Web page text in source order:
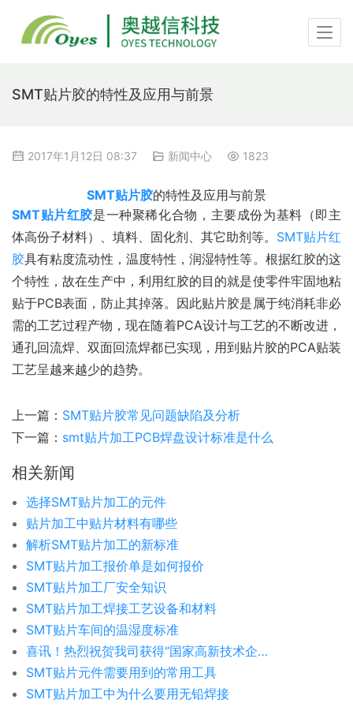
SMT贴片胶的特性及应用与前景
2017年1月12日 08:37 新闻中心 1823
SMT贴片胶的特性及应用与前景
SMT贴片红胶是一种聚稀化合物，主要成份为基料（即主
体高份子材料）、填料、固化剂、其它助剂等。 SMT贴片红
胶具有粘度流动性，温度特性，润湿特性等。根据红胶的这
个特性，故在生产中，利用红胶的目的就是使零件牢固地粘
贴于PCB表面，防止其掉落。因此贴片胶是属于纯消耗非必
需的工艺过程产物，现在随着PCA设计与工艺的不断改进，
通孔回流焊、双面回流焊都已实现，用到贴片胶的PCA贴装
工艺呈越来越少的趋势。
上一篇： SMT贴片胶常见问题缺陷及分析
下一篇： smt贴片加工PCB焊盘设计标准是什么
相关新闻
选择SMT贴片加工的元件
贴片加工中贴片材料有哪些
解析SMT贴片加工的新标准
SMT贴片加工报价单是如何报价
SMT贴片加工厂安全知识
SMT贴片加工焊接工艺设备和材料
SMT贴片车间的温湿度标准
喜讯！热烈祝贺我司获得“国家高新技术企业证书”
SMT贴片元件需要用到的常用工具
SMT贴片加工中为什么要用无铅焊接